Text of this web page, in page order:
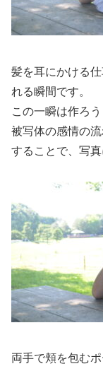
髪を耳にかける
れる瞬間です。
この一瞬は作ろ
被写体の感情の
することで、写真
両手で頬を包む